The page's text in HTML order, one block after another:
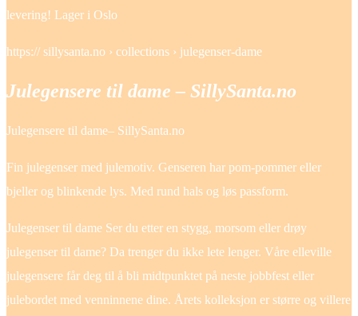
levering! Lager i Oslo
https:// sillysanta.no › collections › julegenser-dame
Julegensere til dame – SillySanta.no
Julegensere til dame– SillySanta.no
Fin julegenser med julemotiv. Genseren har pom-pommer eller
bjeller og blinkende lys. Med rund hals og løs passform.
Julegenser til dame Ser du etter en stygg, morsom eller drøy
julegenser til dame? Da trenger du ikke lete lenger. Våre elleville
julegensere får deg til å bli midtpunktet på neste jobbfest eller
julebordet med venninnene dine. Årets kolleksjon er større og villere